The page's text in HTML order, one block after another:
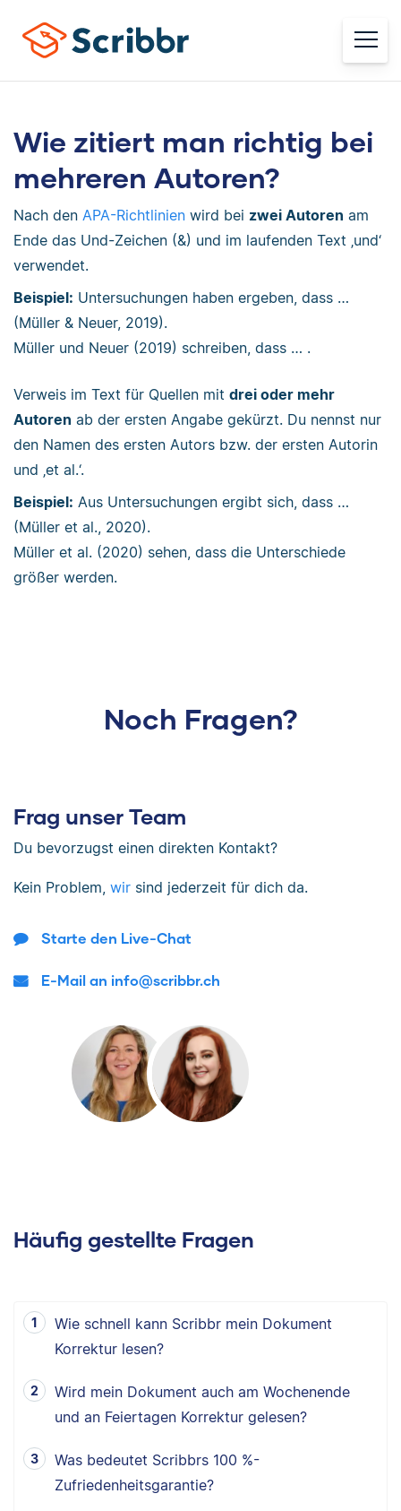
Wie zitiert man richtig bei
mehreren Autoren?
Nach den APA-Richtlinien wird bei zwei Autoren am
Ende das Und-Zeichen (&) und im laufenden Text ‚und‘
verwendet.
Beispiel: Untersuchungen haben ergeben, dass …
(Müller & Neuer, 2019).
Müller und Neuer (2019) schreiben, dass … .
Verweis im Text für Quellen mit drei oder mehr
Autoren ab der ersten Angabe gekürzt. Du nennst nur
den Namen des ersten Autors bzw. der ersten Autorin
und ‚et al.‘.
Beispiel: Aus Untersuchungen ergibt sich, dass …
(Müller et al., 2020).
Müller et al. (2020) sehen, dass die Unterschiede
größer werden.
Noch Fragen?
Frag unser Team
Du bevorzugst einen direkten Kontakt?
Kein Problem, wir sind jederzeit für dich da.
Starte den Live-Chat
E-Mail an info@scribbr.ch
Häufig gestellte Fragen
Wie schnell kann Scribbr mein Dokument
Korrektur lesen?
Wird mein Dokument auch am Wochenende
und an Feiertagen Korrektur gelesen?
Was bedeutet Scribbrs 100 %-
Zufriedenheitsgarantie?